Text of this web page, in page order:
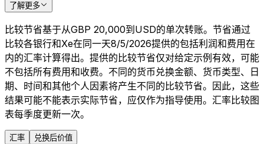
了解更多
比较节省基于从GBP 20,000到USD的单次转账。节省通过
比较各银行和Xe在同一天8/5/2026提供的包括利润和费用在
内的汇率计算得出。提供的比较节省仅对给定示例有效，可能
不包括所有费用和收费。不同的货币兑换金额、货币类型、日
期、时间和其他个人因素将产生不同的比较节省。因此，这些
结果可能不能表示实际节省，应仅作为指导使用。汇率比较图
表每季度更新一次。
汇率 兑换后价值